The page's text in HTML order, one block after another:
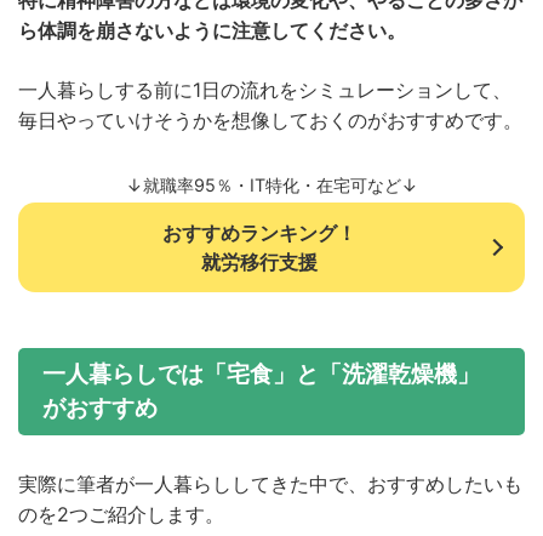
ら体調を崩さないように注意してください。
一人暮らしする前に1日の流れをシミュレーションして、
毎日やっていけそうかを想像しておくのがおすすめです。
↓就職率95％・IT特化・在宅可など↓
おすすめランキング！
就労移行支援
一人暮らしでは「宅食」と「洗濯乾燥機」
がおすすめ
実際に筆者が一人暮らししてきた中で、おすすめしたいも
のを2つご紹介します。